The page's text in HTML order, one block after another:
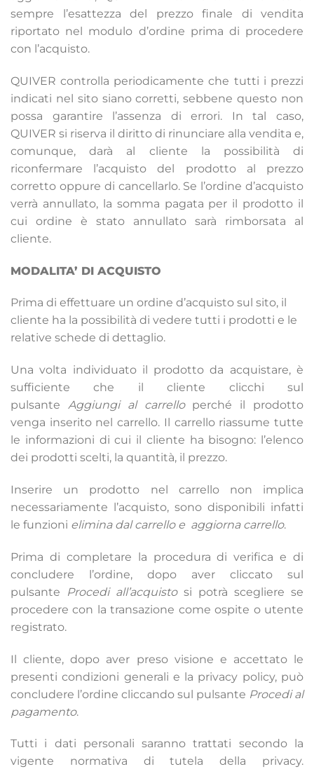
sempre l’esattezza del prezzo finale di vendita
riportato nel modulo d’ordine prima di procedere
con l’acquisto.
QUIVER controlla periodicamente che tutti i prezzi
indicati nel sito siano corretti, sebbene questo non
possa garantire l’assenza di errori. In tal caso,
QUIVER si riserva il diritto di rinunciare alla vendita e,
comunque, darà al cliente la possibilità di
riconfermare l’acquisto del prodotto al prezzo
corretto oppure di cancellarlo. Se l’ordine d’acquisto
verrà annullato, la somma pagata per il prodotto il
cui ordine è stato annullato sarà rimborsata al
cliente.
MODALITA’ DI ACQUISTO
Prima di effettuare un ordine d’acquisto sul sito, il
cliente ha la possibilità di vedere tutti i prodotti e le
relative schede di dettaglio.
Una volta individuato il prodotto da acquistare, è
sufficiente che il cliente clicchi sul
pulsante Aggiungi al carrelloperché il prodotto
venga inserito nel carrello. Il carrello riassume tutte
le informazioni di cui il cliente ha bisogno: l’elenco
dei prodotti scelti, la quantità, il prezzo.
Inserire un prodotto nel carrello non implica
necessariamente l’acquisto, sono disponibili infatti
le funzioni elimina dal carrello e aggiorna carrello.
Prima di completare la procedura di verifica e di
concludere l’ordine, dopo aver cliccato sul
pulsante
Procedi all’acquistosi potrà scegliere se
procedere con la transazione come ospite o utente
registrato.
Il cliente, dopo aver preso visione e accettato le
presenti condizioni generali e la privacy policy, può
concludere l’ordine cliccando sul pulsante Procedi al
pagamento.
Tutti i dati personali saranno trattati secondo la
vigente normativa di tutela della privacy.